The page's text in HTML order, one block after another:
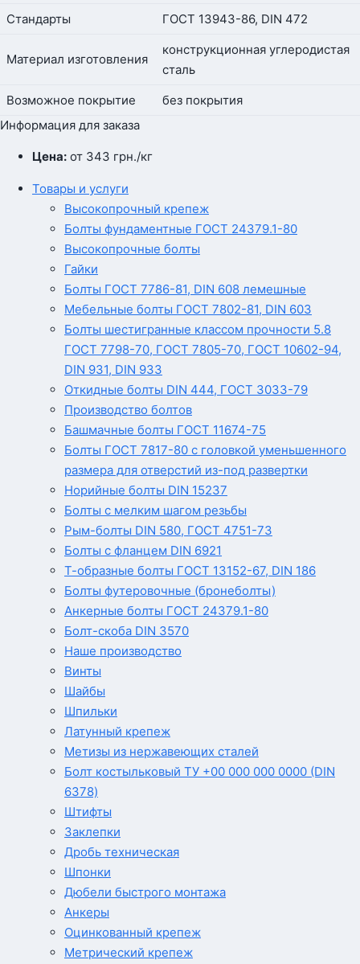
Стандарты ГОСТ 13943-86, DIN 472
Материал изготовления
конструкционная углеродистая
сталь
Возможное покрытие
без покрытия
Информация для заказа
Цена: от 343 грн./кг
Товары и услуги
Высокопрочный крепеж
Болты фундаментные ГОСТ 24379.1-80
Высокопрочные болты
Гайки
Болты ГОСТ 7786-81, DIN 608 лемешные
Мебельные болты ГОСТ 7802-81, DIN 603
Болты шестигранные классом прочности 5.8
ГОСТ 7798-70, ГОСТ 7805-70, ГОСТ 10602-94,
DIN 931, DIN 933
Откидные болты DIN 444, ГОСТ 3033-79
Производство болтов
Башмачные болты ГОСТ 11674-75
Болты ГОСТ 7817-80 с головкой уменьшенного
размера для отверстий из-под развертки
Норийные болты DIN 15237
Болты с мелким шагом резьбы
Рым-болты DIN 580, ГОСТ 4751-73
Болты с фланцем DIN 6921
Т-образные болты ГОСТ 13152-67, DIN 186
Болты футеровочные (бронеболты)
Анкерные болты ГОСТ 24379.1-80
Болт-скоба DIN 3570
Наше производство
Винты
Шайбы
Шпильки
Латунный крепеж
Метизы из нержавеющих сталей
Болт костыльковый ТУ +00 000 000 0000 (DIN
6378)
Штифты
Заклепки
Дробь техническая
Шпонки
Дюбели быстрого монтажа
Анкеры
Оцинкованный крепеж
Метрический крепеж